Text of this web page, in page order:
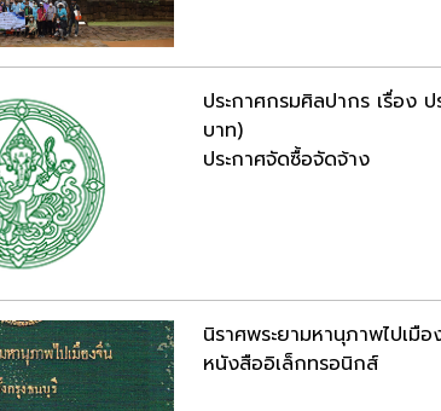
ประกาศกรมศิลปากร เรื่อง
บาท)
ประกาศจัดซื้อจัดจ้าง
นิราศพระยามหานุภาพไปเมื
หนังสืออิเล็กทรอนิกส์